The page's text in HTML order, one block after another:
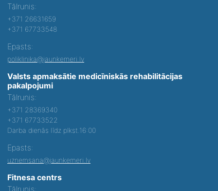
Tālrunis:
+371 26631659
+371 67733548
Epasts:
poliklinika@jaunkemeri.lv
Valsts apmaksātie medicīniskās rehabilitācijas
pakalpojumi
Tālrunis:
+371 28369340
+371 67733522
Darba dienās līdz plkst.16:00
Epasts:
uznemsana@jaunkemeri.lv
Fitnesa centrs
Tālrunis: